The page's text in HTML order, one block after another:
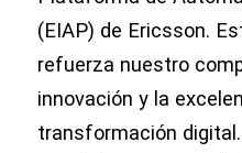
(EIAP) de Ericsson.
refuerza nuestro
innovación y la
transformación